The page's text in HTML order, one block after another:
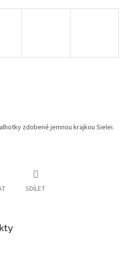
zdobené jemnou krajkou Sielei.
SDÍLET